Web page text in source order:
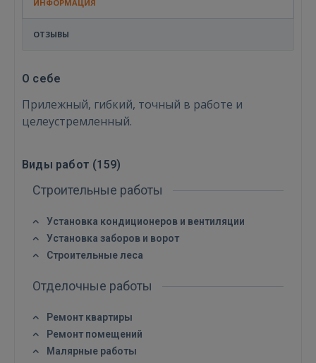
ИНФОРМАЦИЯ
ОТЗЫВЫ
О себе
Прилежный, гибкий, точный в работе и
целеустремленный.
Виды работ (159)
Строительные работы
Установка кондиционеров и вентиляции
Установка заборов и ворот
Строительные леса
Отделочные работы
Ремонт квартиры
Ремонт помещений
Малярные работы